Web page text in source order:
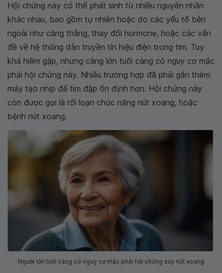
Hội chứng này có thể phát sinh từ nhiều nguyên nhân
khác nhau, bao gồm tự nhiên hoặc do các yếu tố bên
ngoài như căng thẳng, thay đổi hormone, hoặc các vấn
đề về hệ thống dẫn truyền tín hiệu điện trong tim. Tuy
khá hiếm gặp, nhưng càng lớn tuổi càng có nguy cơ mắc
phải hội chứng này. Nhiều trường hợp đã phải gắn thêm
máy tạo nhịp để tim đập ổn định hơn. Hội chứng này
còn được gọi là rối loạn chức năng nút xoang, hoặc
bệnh nút xoang.
Người lớn tuổi càng có nguy cơ mắc phải hội chứng suy nút xoang